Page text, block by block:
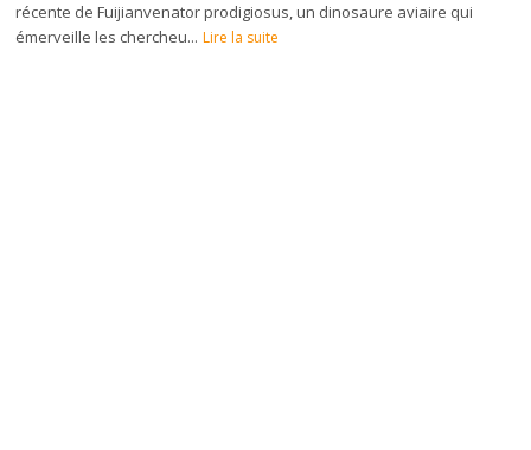
récente de Fuijianvenator prodigiosus, un dinosaure aviaire qui
émerveille les chercheu... Lire la suite